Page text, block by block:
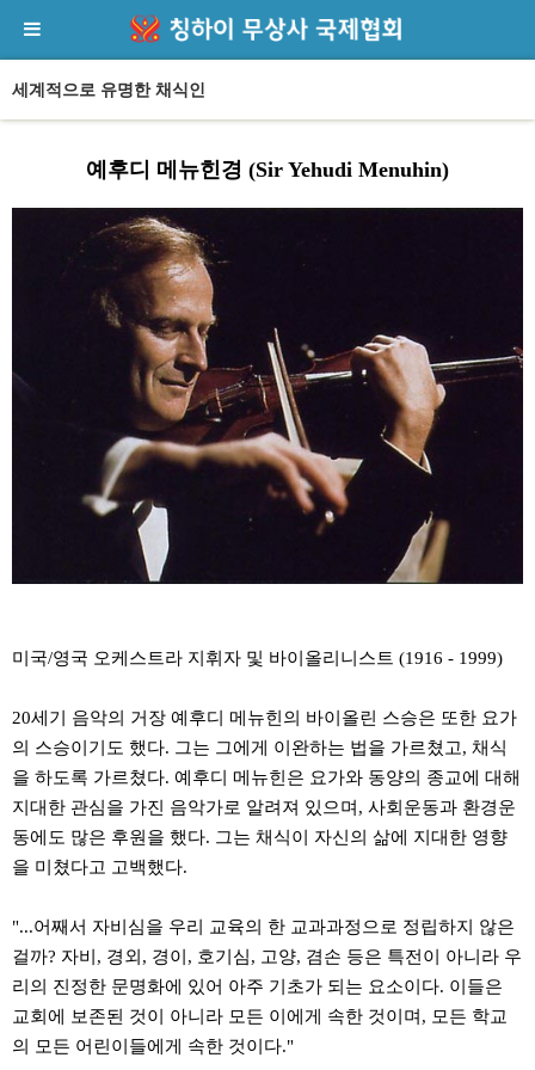
세계적으로 유명한 채식인
예후디 메뉴힌경 (Sir Yehudi Menuhin)
미국/영국 오케스트라 지휘자 및 바이올리니스트 (1916 - 1999)
20세기 음악의 거장 예후디 메뉴힌의 바이올린 스승은 또한 요가
의 스승이기도 했다. 그는 그에게 이완하는 법을 가르쳤고, 채식
을 하도록 가르쳤다. 예후디 메뉴힌은 요가와 동양의 종교에 대해
지대한 관심을 가진 음악가로 알려져 있으며, 사회운동과 환경운
동에도 많은 후원을 했다. 그는 채식이 자신의 삶에 지대한 영향
을 미쳤다고 고백했다.
"...어째서 자비심을 우리 교육의 한 교과과정으로 정립하지 않은
걸까? 자비, 경외, 경이, 호기심, 고양, 겸손 등은 특전이 아니라 우
리의 진정한 문명화에 있어 아주 기초가 되는 요소이다. 이들은
교회에 보존된 것이 아니라 모든 이에게 속한 것이며, 모든 학교
의 모든 어린이들에게 속한 것이다."